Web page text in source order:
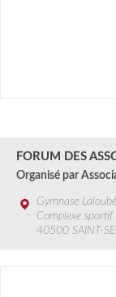
FORUM DES
Organisé par
Gymnase
Complexe sportif
40500 SAINT-